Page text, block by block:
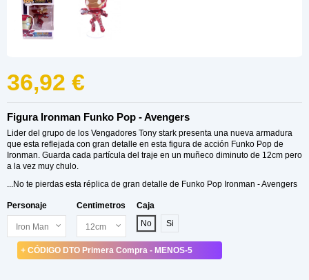
36,92 €
Figura Ironman Funko Pop - Avengers
Lider del grupo de los Vengadores Tony stark presenta una nueva armadura
que esta reflejada con gran detalle en esta figura de acción Funko Pop de
Ironman. Guarda cada partícula del traje en un muñeco diminuto de 12cm pero
a la vez muy chulo.
...No te pierdas esta réplica de gran detalle de Funko Pop Ironman - Avengers
Personaje Centimetros
Caja
No
Si
+ CÓDIGO DTO Primera Compra - MENOS-5